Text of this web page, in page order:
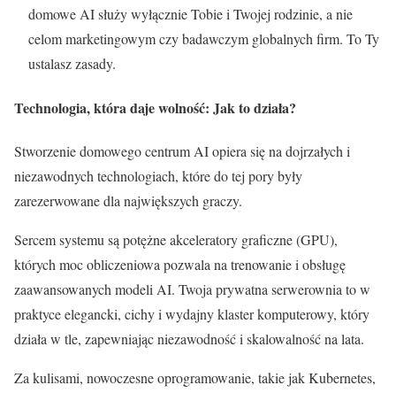
domowe AI służy wyłącznie Tobie i Twojej rodzinie, a nie
celom marketingowym czy badawczym globalnych firm. To Ty
ustalasz zasady.
Technologia, która daje wolność: Jak to działa?
Stworzenie domowego centrum AI opiera się na dojrzałych i
niezawodnych technologiach, które do tej pory były
zarezerwowane dla największych graczy.
Sercem systemu są potężne akceleratory graficzne (GPU),
których moc obliczeniowa pozwala na trenowanie i obsługę
zaawansowanych modeli AI. Twoja prywatna serwerownia to w
praktyce elegancki, cichy i wydajny klaster komputerowy, który
działa w tle, zapewniając niezawodność i skalowalność na lata.
Za kulisami, nowoczesne oprogramowanie, takie jak Kubernetes,